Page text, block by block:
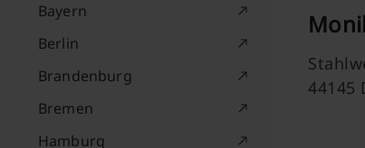
Bayern
Berlin
Brandenburg
Bremen
Hamburg
44145